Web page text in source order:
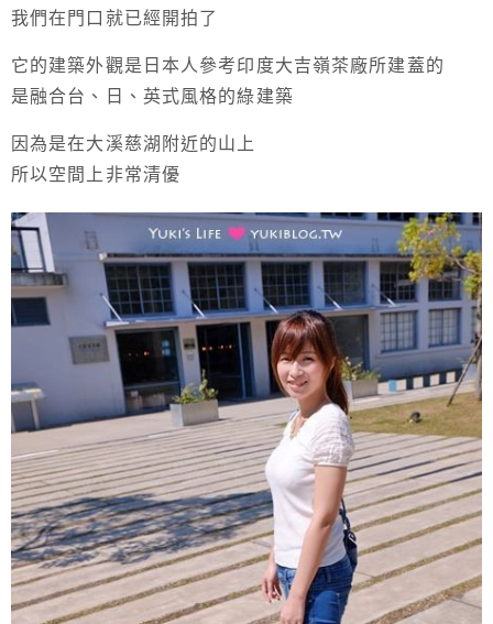
我們在門口就已經開拍了
它的建築外觀是日本人參考印度大吉嶺茶廠所建蓋的
是融合台、日、英式風格的綠建築
因為是在大溪慈湖附近的山上
所以空間上非常清優